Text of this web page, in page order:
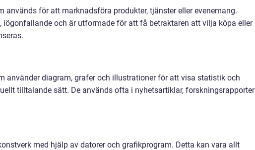
används för att marknadsföra produkter, tjänster eller evenemang.
iögonfallande och är utformade för att få betraktaren att vilja köpa eller
använder diagram, grafer och illustrationer för att visa statistik och
tilltalande sätt. De används ofta i nyhetsartiklar, forskningsrapporter
med hjälp av datorer och grafikprogram. Detta kan vara allt